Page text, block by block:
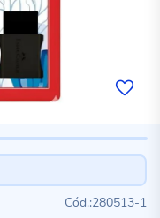
280513-1